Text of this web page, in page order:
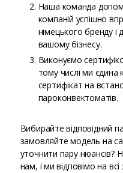
Наша команда
компаній успішно
німецького бренду
вашому бізнесу.
Виконуємо
тому числі ми єдина
сертифікат на
пароконвектоматів.
Вибирайте відповідний
замовляйте модель на
уточнити пару нюансів?
нам, і ми відповімо на